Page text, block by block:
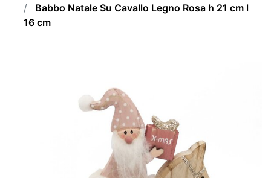
Babbo Natale Su Cavallo Legno Rosa h 21 cm l
16 cm